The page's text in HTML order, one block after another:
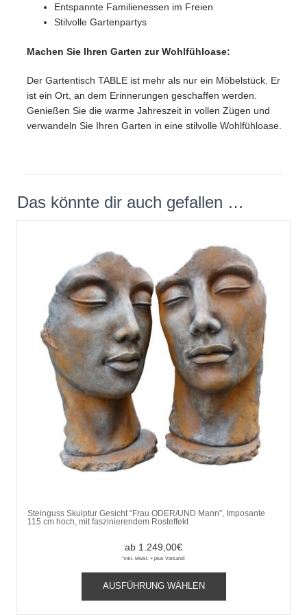
Entspannte Familienessen im Freien
Stilvolle Gartenpartys
Machen Sie Ihren Garten zur Wohlfühloase:
Der Gartentisch TABLE ist mehr als nur ein Möbelstück. Er
ist ein Ort, an dem Erinnerungen geschaffen werden.
Genießen Sie die warme Jahreszeit in vollen Zügen und
verwandeln Sie Ihren Garten in eine stilvolle Wohlfühloase.
Das könnte dir auch gefallen …
Steinguss Skulptur Gesicht “Frau ODER/UND Mann”, Imposante
115 cm hoch, mit faszinierendem Rosteffekt
ab 1.249,00€
*inkl. MwSt. + plus Versand!
AUSFÜHRUNG WÄHLEN
Dieses
weist